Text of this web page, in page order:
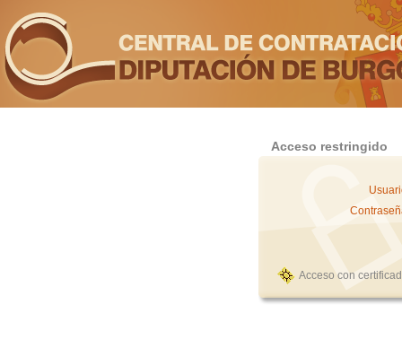
Acceso restringido
Acceso con